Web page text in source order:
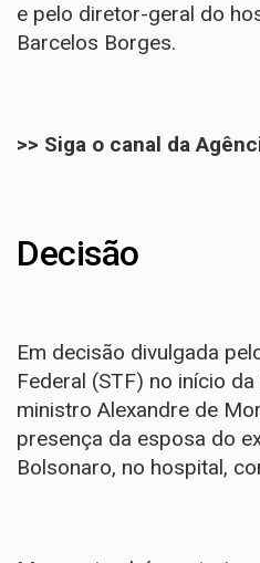
e pelo diretor-geral do
Barcelos Borges.
>> Siga o canal da
Decisão
Em decisão divulgada
Federal (STF) no início
ministro Alexandre de
presença da esposa do
Bolsonaro, no hospital,